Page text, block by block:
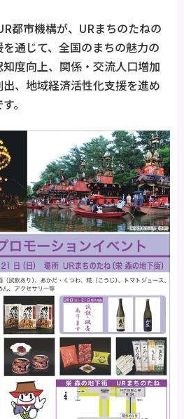
都市機構が、URまちのたねの
通じて、全国のまちの魅力の
度向上、関係・交流人口増加
、地域経済活性化支援を進め
。